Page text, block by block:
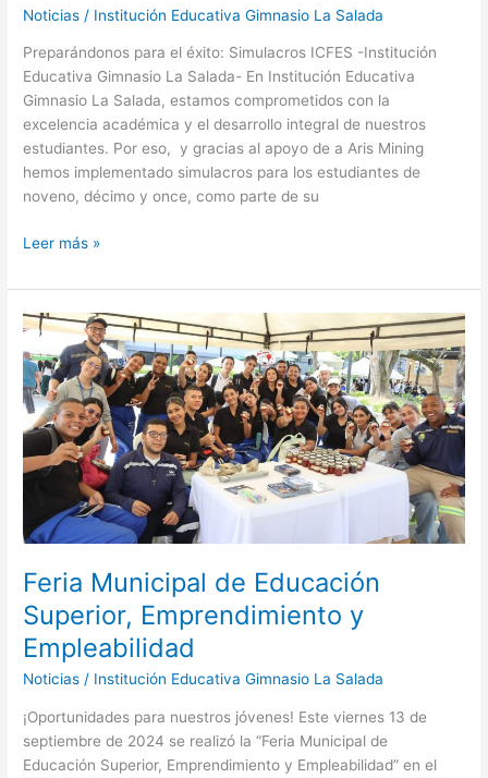
Noticias / Institución Educativa Gimnasio La Salada
Preparándonos para el éxito: Simulacros ICFES -Institución
Educativa Gimnasio La Salada- En Institución Educativa
Gimnasio La Salada, estamos comprometidos con la
excelencia académica y el desarrollo integral de nuestros
estudiantes. Por eso, y gracias al apoyo de a Aris Mining
hemos implementado simulacros para los estudiantes de
noveno, décimo y once, como parte de su
Leer más »
Feria Municipal de Educación
Superior, Emprendimiento y
Empleabilidad
Noticias / Institución Educativa Gimnasio La Salada
¡Oportunidades para nuestros jóvenes! Este viernes 13 de
septiembre de 2024 se realizó la “Feria Municipal de
Educación Superior, Emprendimiento y Empleabilidad” en el
Feria
Municipal
de
Educación
Superior,
Emprendimiento
y
Empleabilidad